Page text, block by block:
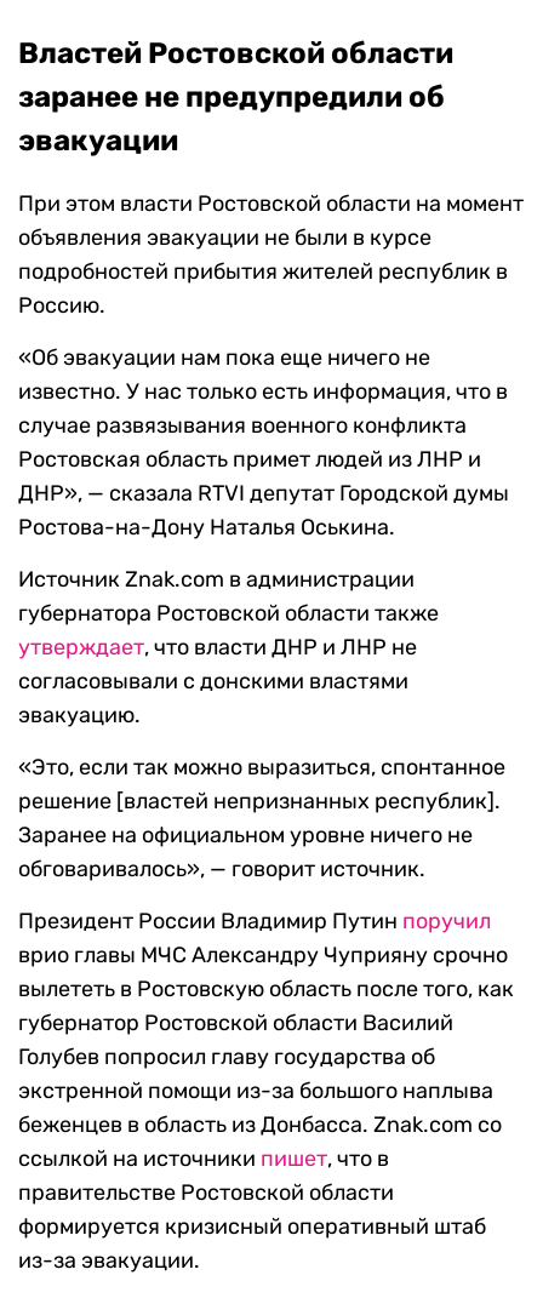
Властей Ростовской области
заранее не предупредили об
эвакуации
При этом власти Ростовской области на момент
объявления эвакуации не были в курсе
подробностей прибытия жителей республик в
Россию.
«Об эвакуации нам пока еще ничего не
известно. У нас только есть информация, что в
случае развязывания военного конфликта
Ростовская область примет людей из ЛНР и
ДНР», — сказала RTVI депутат Городской думы
Ростова-на-Дону Наталья Оськина.
Источник Znak.com в администрации
губернатора Ростовской области также
утверждает, что власти ДНР и ЛНР не
согласовывали с донскими властями
эвакуацию.
«Это, если так можно выразиться, спонтанное
решение [властей непризнанных республик].
Заранее на официальном уровне ничего не
обговаривалось», — говорит источник.
Президент России Владимир Путин поручил
врио главы МЧС Александру Чуприяну срочно
вылететь в Ростовскую область после того, как
губернатор Ростовской области Василий
Голубев попросил главу государства об
экстренной помощи из-за большого наплыва
беженцев в область из Донбасса. Znak.com со
ссылкой на источники пишет, что в
правительстве Ростовской области
формируется кризисный оперативный штаб
из-за эвакуации.